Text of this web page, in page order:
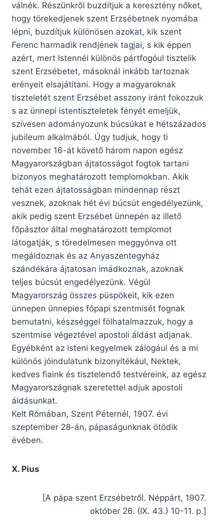
válnék. Részünkről buzdítjuk a keresztény nőket,
hogy törekedjenek szent Erzsébetnek nyomába
lépni, buzdítjuk különösen azokat, kik szent
Ferenc harmadik rendjének tagjai, s kik éppen
azért, mert Istennél különös pártfogóul tisztelik
szent Erzsébetet, másoknál inkább tartoznak
erényeit elsajátítani. Hogy a magyaroknak
tiszteletét szent Erzsébet asszony iránt fokozzuk
s az ünnepi istentiszteletek fényét emeljük,
szívesen adományozunk búcsúkat e hétszázados
jubileum alkalmából. Úgy tudjuk, hogy ti
november 16-át követő három napon egész
Magyarországban ájtatosságot fogtok tartani
bizonyos meghatározott templomokban. Akik
tehát ezen ájtatosságban mindennap részt
vesznek, azoknak hét évi búcsút engedélyezünk,
akik pedig szent Erzsébet ünnepén az illető
főpásztor által meghatározott templomot
látogatják, s töredelmesen meggyónva ott
megáldoznak és az Anyaszentegyház
szándékára ájtatosan imádkoznak, azoknak
teljes búcsút engedélyezünk. Végül
Magyarország összes püspökeit, kik ezen
ünnepen ünnepies főpapi szentmisét fognak
bemutatni, készséggel fölhatalmazzuk, hogy a
szentmise végeztével apostoli áldást adjanak.
Egyébként az isteni kegyelmek zálogául és a mi
különös jóindulatunk bizonyítékául, Nektek,
kedves fiaink és tisztelendő testvéreink, az egész
Magyarországnak szeretettel adjuk apostoli
áldásunkat.
Kelt Rómában, Szent Péternél, 1907. évi
szeptember 28-án, pápaságunknak ötödik
évében.
X. Pius
[A pápa szent Erzsébetről. Néppárt, 1907.
október 26. (IX. 43.) 10-11. p.]